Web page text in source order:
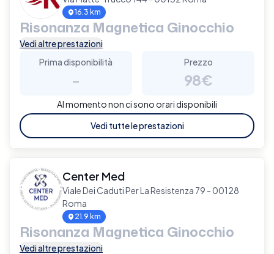
16.3 km
Risonanza Magnetica Ginocchio
Vedi altre prestazioni
Prima disponibilità
-
Prezzo
98€
Al momento non ci sono orari disponibili
Vedi tutte le prestazioni
Center Med
Viale Dei Caduti Per La Resistenza 79 - 00128
Roma
21.9 km
Risonanza Magnetica Ginocchio
Vedi altre prestazioni